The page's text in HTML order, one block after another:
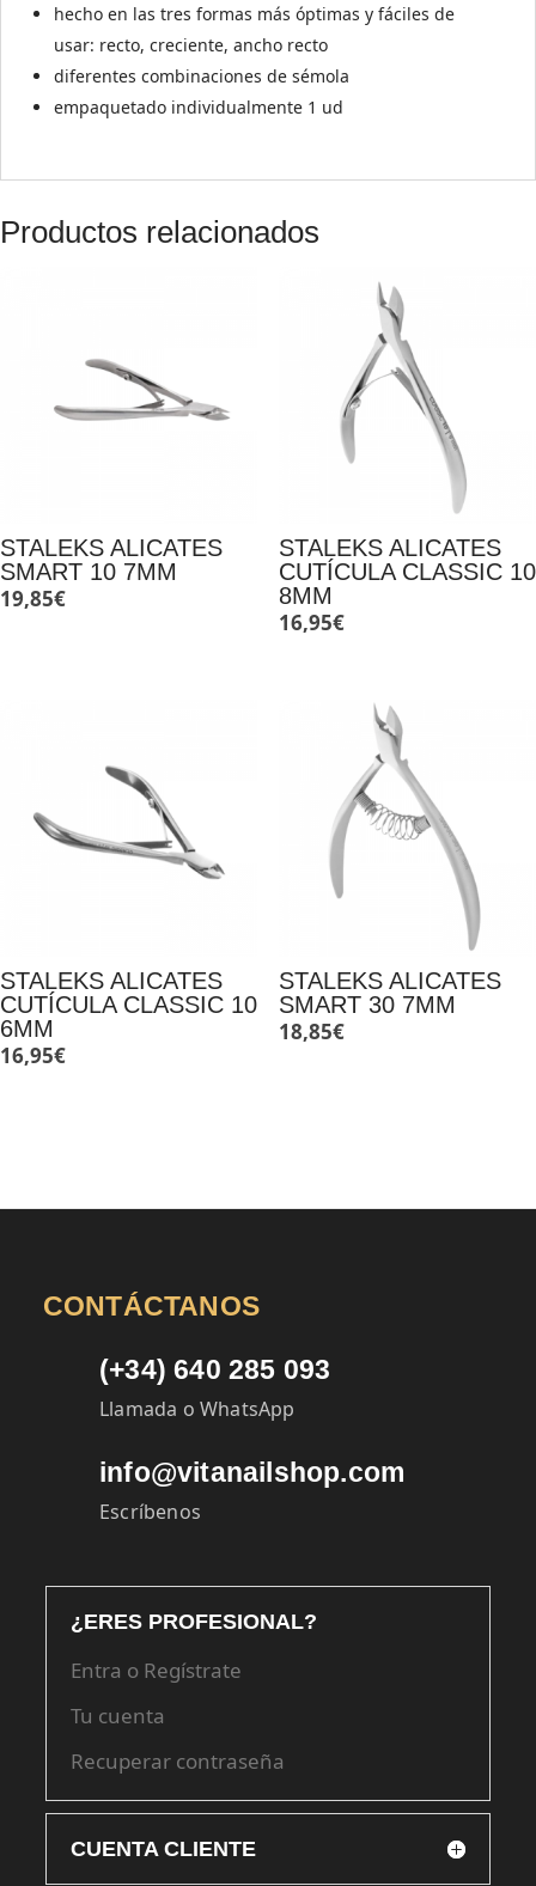
hecho en las tres formas más óptimas y fáciles de
usar: recto, creciente, ancho recto
diferentes combinaciones de sémola
empaquetado individualmente 1 ud
Productos relacionados
STALEKS ALICATES
SMART 10 7MM
19,85€
STALEKS ALICATES
CUTÍCULA CLASSIC 10
8MM
16,95€
STALEKS ALICATES
CUTÍCULA CLASSIC 10
6MM
16,95€
STALEKS ALICATES
SMART 30 7MM
18,85€
CONTÁCTANOS
(+34) 640 285 093
Llamada o WhatsApp
info@vitanailshop.com
Escríbenos
¿ERES PROFESIONAL?
Entra o Regístrate
Tu cuenta
Recuperar contraseña
CUENTA CLIENTE